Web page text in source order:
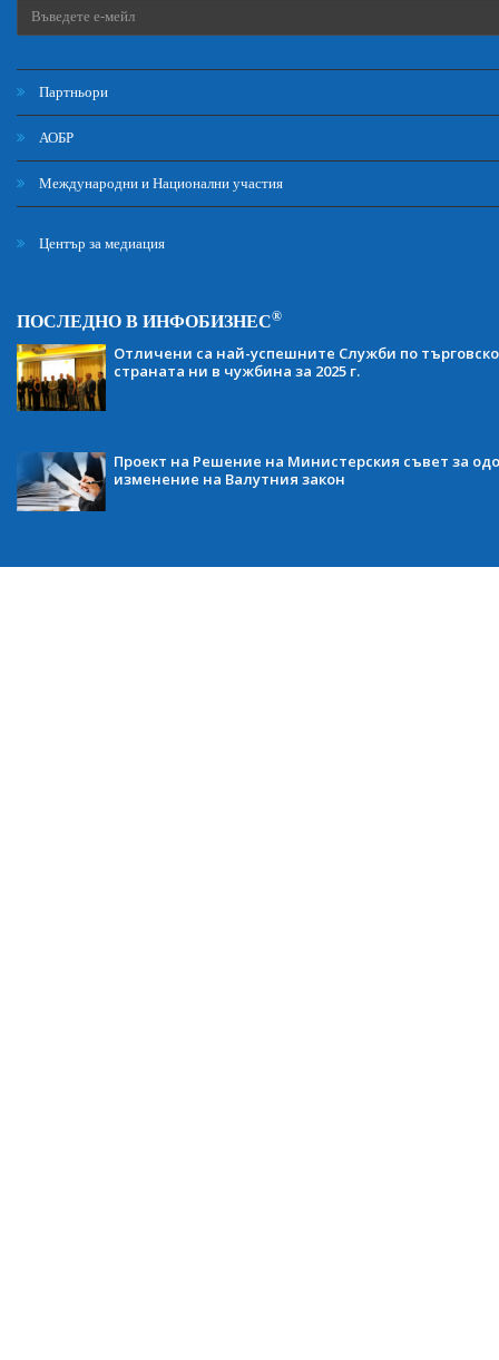
Партньори
АОБР
Международни и Национални участия
Център за медиация
ПОСЛЕДНО В ИНФОБИЗНЕС®
Отличени са най-успешните Служби по
страната ни в чужбина за 2025 г.
Проект на Решение на Министерския съвет за
изменение на Валутния закон